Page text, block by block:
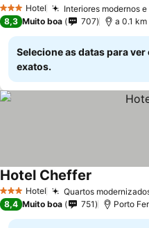
3 EstrelasHotel Interiores modernos
8,3 Muito boa 707 a 0.1
Selecione as datas para
exatos.
3 EstrelasHotel Quartos
Hotel Cheffer
8,4 Muito boa 751 Porto